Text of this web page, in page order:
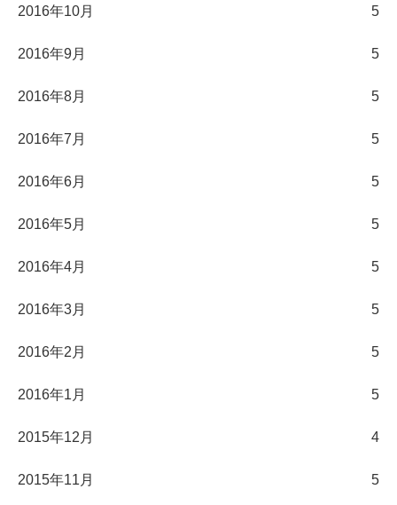
2016年10月 5
2016年9月 5
2016年8月 5
2016年7月 5
2016年6月 5
2016年5月 5
2016年4月 5
2016年3月 5
2016年2月 5
2016年1月 5
2015年12月 4
2015年11月 5